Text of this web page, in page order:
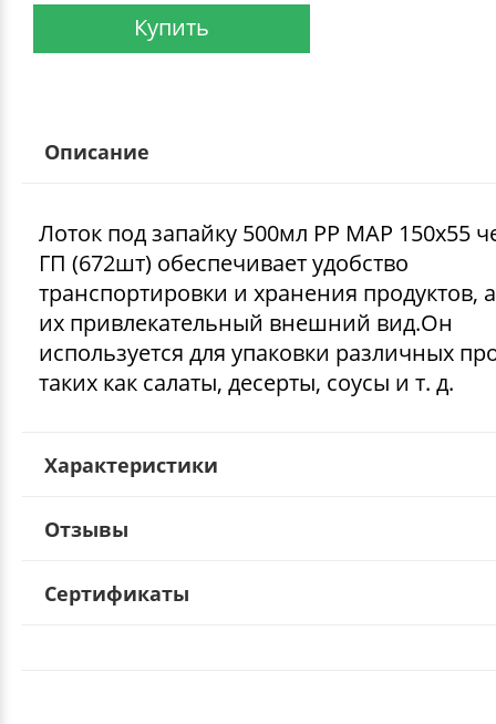
Купить
Описание
Лоток под запайку 500мл PP MAP 150х55
ГП (672шт) обеспечивает удобство
транспортировки и хранения продуктов,
их привлекательный внешний вид.Он
используется для упаковки различных
таких как салаты, десерты, соусы и т. д.
Характеристики
Отзывы
Сертификаты